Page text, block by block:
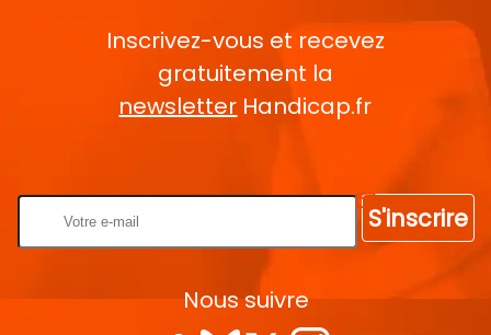
Inscrivez-vous et recevez
gratuitement la
newsletter Handicap.fr
S'inscrire
Nous suivre